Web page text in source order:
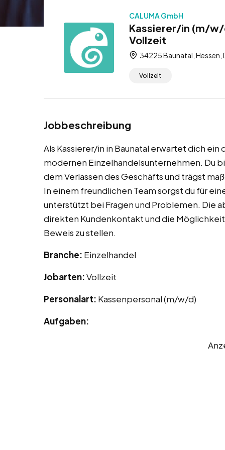
CALUMA GmbH
Kassierer/in (m/w/
Vollzeit
34225 Baunatal, Hessen,
Vollzeit
Jobbeschreibung
Als Kassierer/in in Baunatal erwartet dich
modernen Einzelhandelsunternehmen. Du
dem Verlassen des Geschäfts und trägst
In einem freundlichen Team sorgst du für
unterstützt bei Fragen und Problemen. Die
direkten Kundenkontakt und die
Beweis zu stellen.
Branche: Einzelhandel
Jobarten:Vollzeit
Personalart: Kassenpersonal (m/w/d)
Aufgaben: